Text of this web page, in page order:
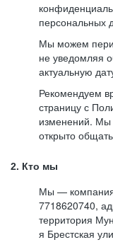
персональных
Мы можем
не уведомляя
актуальную
Рекомендуем
страницу с
изменений. Мы
открыто
2. Кто мы
Мы —
7718620740,
территория
я Брестская